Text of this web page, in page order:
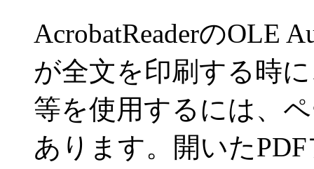
AcrobatReaderのOLE
が全文を印刷する時に
等を使用するには、
あります。開いた